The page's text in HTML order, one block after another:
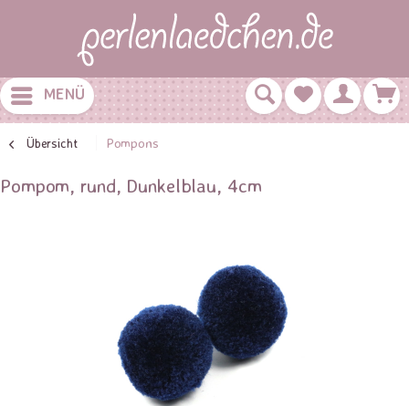
MENÜ
Übersicht Pompons
Pompom, rund, Dunkelblau, 4cm